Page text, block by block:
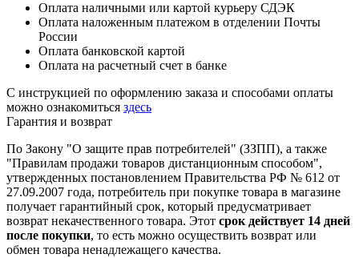
Оплата наличными или картой курьеру СДЭК
Оплата наложенным платежом в отделении Почты
России
Оплата банковской картой
Оплата на расчетный счет в банке
С инструкцией по оформлению заказа и способами оплаты
можно ознакомиться здесь
Гарантия и возврат
По Закону "О защите прав потребителей" (ЗЗПП), а также
"Правилам продажи товаров дистанционным способом",
утвержденных постановлением Правительства РФ № 612 от
27.09.2007 года, потребитель при покупке товара в магазине
получает гарантийный срок, который предусматривает
возврат некачественного товара. Этот срок действует 14 дней
после покупки, то есть можно осуществить возврат или
обмен товара ненадлежащего качества.